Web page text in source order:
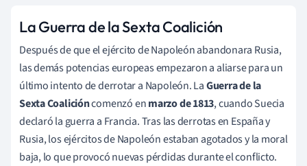
La Guerra de la Sexta Coalición
Después de que el ejército de Napoleón abandonara Rusia,
las demás potencias europeas empezaron a aliarse para un
último intento de derrotar a Napoleón. LaGuerra de la
Sexta Coalicióncomenzó enmarzo de 1813, cuando Suecia
declaró la guerra a Francia. Tras las derrotas en España y
Rusia, los ejércitos de Napoleón estaban agotados y la moral
baja, lo que provocó nuevas pérdidas durante el conflicto.